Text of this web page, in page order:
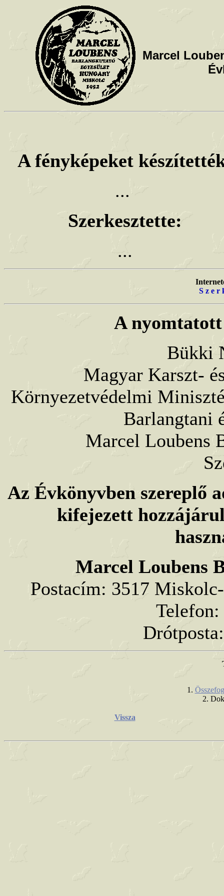
Marcel
A fényképeket
...
Szerkesztette:
...
S z e r
A
Bükki
Magyar Karszt-
Környezetvédelmi
Barlangtani
Marcel Loubens
Az Évkönyvben szereplő
kifejezett
Marcel Loubens
Postacím: 3517
1.
2.
Vissza